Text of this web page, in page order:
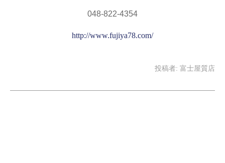
048-822-4354
http://www.fujiya78.com/
投稿者: 富士屋質店